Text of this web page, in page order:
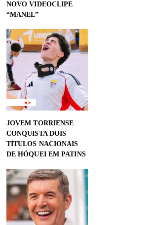
NOVO VIDEOCLIPE
“MANEL”
JOVEM TORRIENSE
CONQUISTA DOIS
TÍTULOS NACIONAIS
DE HÓQUEI EM PATINS